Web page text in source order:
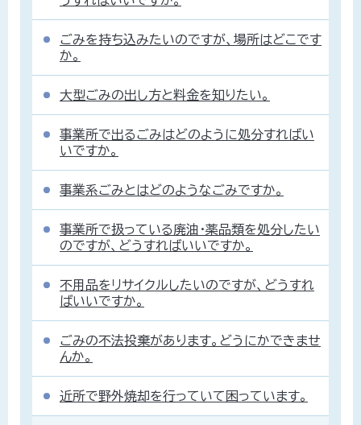
ごみを持ち込みたいのですが、場所はどこです
か。
大型ごみの出し方と料金を知りたい。
事業所で出るごみはどのように処分すればい
いですか。
事業系ごみとはどのようなごみですか。
事業所で扱っている廃油・薬品類を処分したい
のですが、どうすればいいですか。
不用品をリサイクルしたいのですが、どうすれ
ばいいですか。
ごみの不法投棄があります。どうにかできませ
んか。
近所で野外焼却を行っていて困っています。